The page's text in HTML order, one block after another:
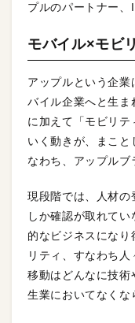
プルのパートナー、
モバイル×モビ
アップルという企
バイル企業へと生ま
に加えて「モビリ
いく動きが、まこ
なわち、アップルブ
現段階では、人材の
しか確認が取れて
的なビジネスにな
リティ、すなわち
移動はどんなに技術
生業においてなくな